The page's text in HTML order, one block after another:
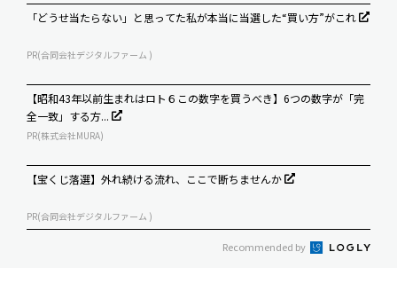
「どうせ当たらない」と思ってた私が本当に当選した“買い方”がこれ
PR(合同会社デジタルファーム )
【昭和43年以前生まれはロト６この数字を買うべき】6つの数字が「完
全一致」する方...
PR(株式会社MURA)
【宝くじ落選】外れ続ける流れ、ここで断ちませんか
PR(合同会社デジタルファーム )
Recommended by